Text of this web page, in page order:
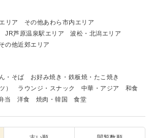
リア
その他あわら市内エリア
JR芦原温泉駅エリア
波松・北潟エリア
その他近郊エリア
・そば
お好み焼き・鉄板焼・たこ焼き
）
ラウンジ・スナック 中華・アジア
和食
当 洋食 焼肉・韓国 食堂